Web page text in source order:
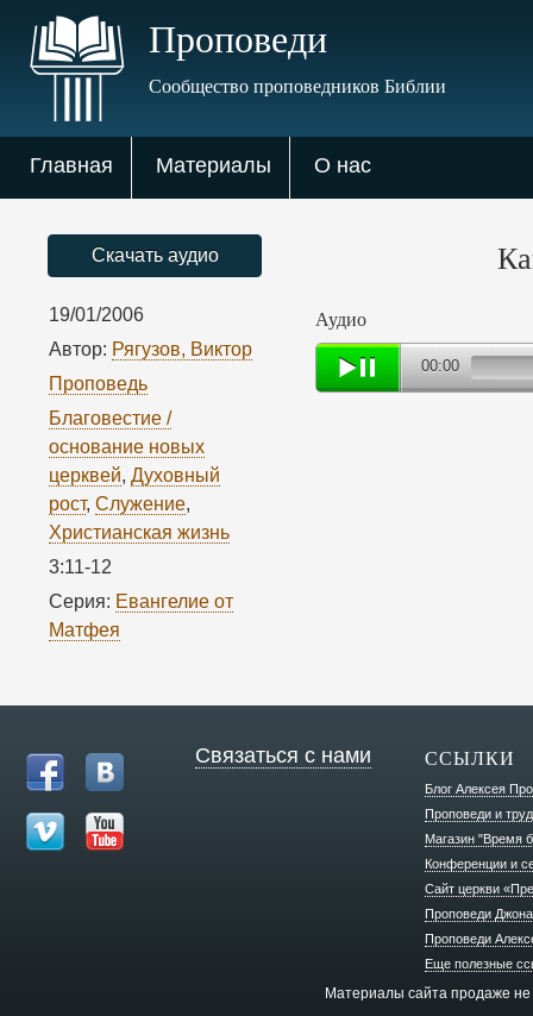
Проповеди
Сообщество проповедников Библии
Главная Материалы О нас
Скачать аудио
19/01/2006
Автор: Рягузов, Виктор
Проповедь
Благовестие /
основание новых
церквей, Духовный
рост, Служение,
Христианская жизнь
3:11-12
Серия: Евангелие от
Матфея
Аудио
00:00
Связаться с нами ССЫЛКИ
Блог Алексея
Проповеди и
Магазин "Время
Конференции и
Сайт церкви
Проповеди
Проповеди
Еще полезные
Материалы сайта продаже